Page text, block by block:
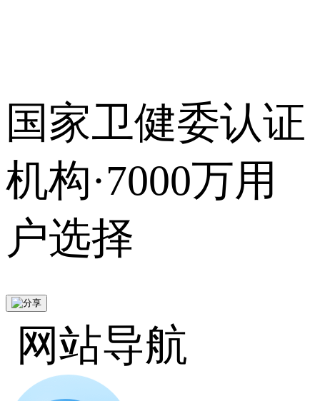
国家卫健委认证
机构·7000万用
户选择
网站导航